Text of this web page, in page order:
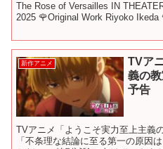
The Rose of Versailles IN
2025 🌹Original Work Riyoko
新作アニメ
TVア
義の
予告
TVアニメ「ようこそ実力至上主義
「不条理な結論に至る第一の原因